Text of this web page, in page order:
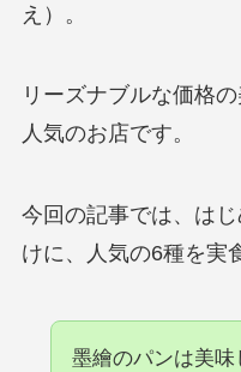
え）。
リーズナブルな価格
人気のお店です。
今回の記事では、は
けに、人気の6種を実
墨繪のパンは美